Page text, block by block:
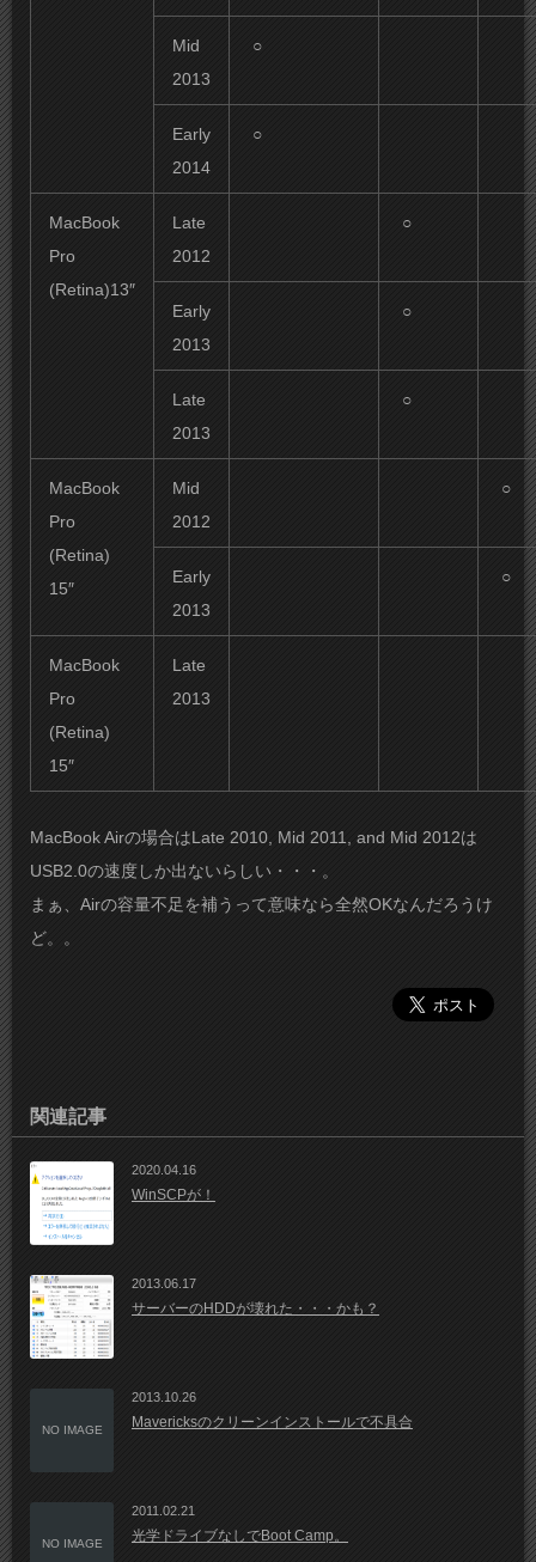
Mid
2013
○
Early
2014
○
MacBook
Pro
(Retina)13″
Late
2012
○
Early
2013
○
Late
2013
○
MacBook
Pro
(Retina)
15″
Mid
2012
○
Early
2013
○
MacBook
Pro
(Retina)
15″
Late
2013
MacBook Airの場合はLate 2010, Mid 2011, and Mid 2012は
USB2.0の速度しか出ないらしい・・・。
まぁ、Airの容量不足を補うって意味なら全然OKなんだろうけ
ど。。
関連記事
2020.04.16
WinSCPが！
2013.06.17
サーバーのHDDが壊れた・・・かも？
NO IMAGE
2013.10.26
Mavericksのクリーンインストールで不具合
NO IMAGE
2011.02.21
光学ドライブなしでBoot Camp。